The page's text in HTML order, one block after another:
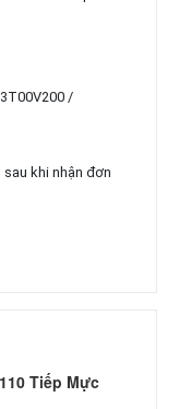
/
sau khi nhận đơn
Tiếp Mực